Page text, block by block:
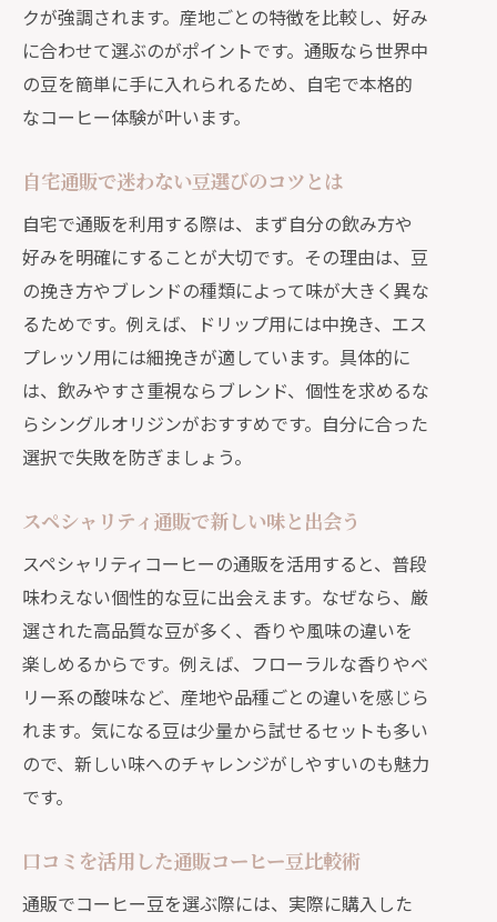
クが強調されます。産地ごとの特徴を比較し、好み
に合わせて選ぶのがポイントです。通販なら世界中
の豆を簡単に手に入れられるため、自宅で本格的
なコーヒー体験が叶います。
自宅通販で迷わない豆選びのコツとは
自宅で通販を利用する際は、まず自分の飲み方や
好みを明確にすることが大切です。その理由は、豆
の挽き方やブレンドの種類によって味が大きく異な
るためです。例えば、ドリップ用には中挽き、エス
プレッソ用には細挽きが適しています。具体的に
は、飲みやすさ重視ならブレンド、個性を求めるな
らシングルオリジンがおすすめです。自分に合った
選択で失敗を防ぎましょう。
スペシャリティ通販で新しい味と出会う
スペシャリティコーヒーの通販を活用すると、普段
味わえない個性的な豆に出会えます。なぜなら、厳
選された高品質な豆が多く、香りや風味の違いを
楽しめるからです。例えば、フローラルな香りやベ
リー系の酸味など、産地や品種ごとの違いを感じら
れます。気になる豆は少量から試せるセットも多い
ので、新しい味へのチャレンジがしやすいのも魅力
です。
口コミを活用した通販コーヒー豆比較術
通販でコーヒー豆を選ぶ際には、実際に購入した